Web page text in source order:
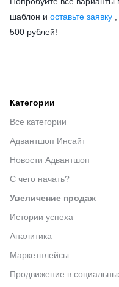
Категории
Все категории
Адвантшоп Инсайт
Новости Адвантшоп
С чего начать?
Увеличение продаж
Истории успеха
Аналитика
Маркетплейсы
Продвижение в
шаблон и оставьте заявку
500 рублей!